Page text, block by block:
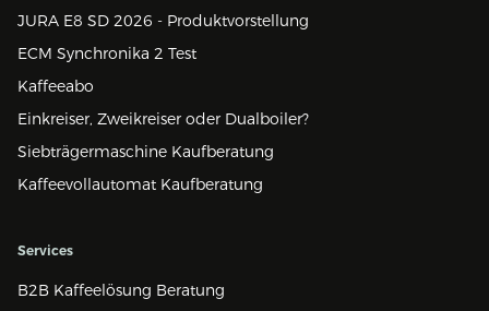
JURA E8 SD 2026 - Produktvorstellung
ECM Synchronika 2 Test
Kaffeeabo
Einkreiser, Zweikreiser oder Dualboiler?
Siebträgermaschine Kaufberatung
Kaffeevollautomat Kaufberatung
Services
B2B Kaffeelösung Beratung